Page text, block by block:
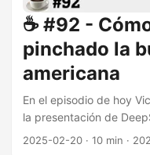
☕️ #92 -
pinchado la
americana
En el episodio de hoy
la presentación de
temblar a Occidente.
2025-02-20 · 10 min ·